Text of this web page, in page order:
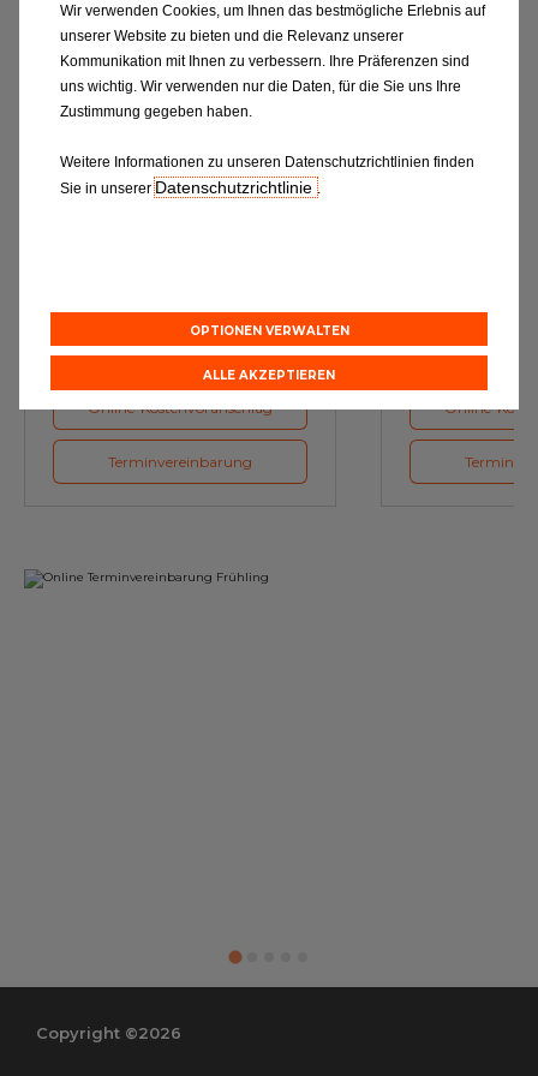
Online-Kostenvoranschlag
Terminvereinbarung
Online-
Copyright ©2026
Wir verwenden Cookies, um Ihnen das bestmögliche Erlebnis auf
unserer Website zu bieten und die Relevanz unserer
Kommunikation mit Ihnen zu verbessern. Ihre Präferenzen sind
uns wichtig. Wir verwenden nur die Daten, für die Sie uns Ihre
Zustimmung gegeben haben.
Weitere Informationen zu unseren Datenschutzrichtlinien finden
Sie in unsererDatenschutzrichtlinie .
OPTIONEN VERWALTEN
ALLE AKZEPTIEREN